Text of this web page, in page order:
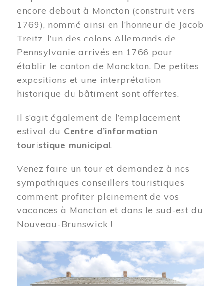
encore debout à Moncton (construit vers
1769), nommé ainsi en l’honneur de Jacob
Treitz, l’un des colons Allemands de
Pennsylvanie arrivés en 1766 pour
établir le canton de Monckton. De petites
expositions et une interprétation
historique du bâtiment sont offertes.
Il s’agit également de l’emplacement
estival du Centre d’information
touristique municipal.
Venez faire un tour et demandez à nos
sympathiques conseillers touristiques
comment profiter pleinement de vos
vacances à Moncton et dans le sud-est du
Nouveau-Brunswick !
Image